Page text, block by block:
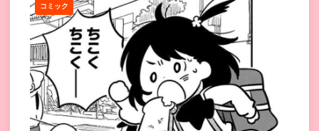
コミック